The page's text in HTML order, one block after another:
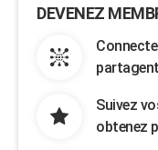
DEVENEZ
Suivez
obtenez